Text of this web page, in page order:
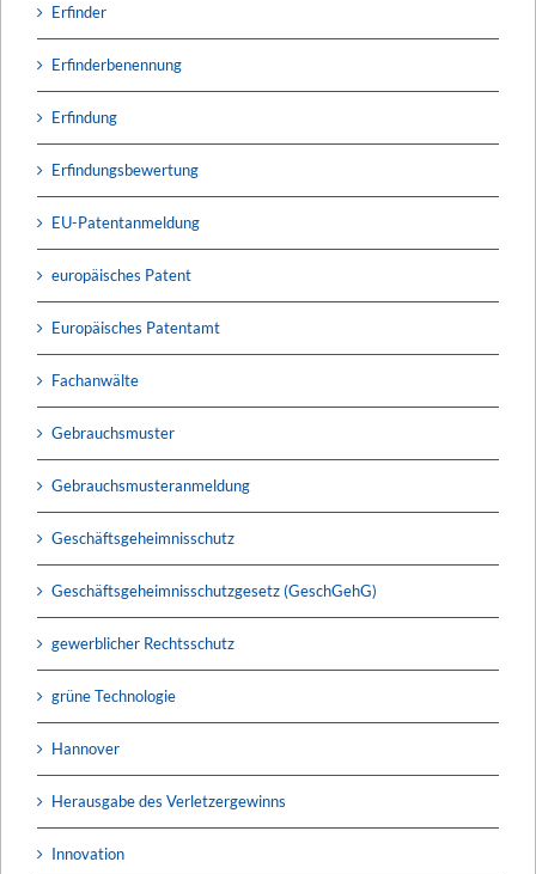
Erfinder
Erfinderbenennung
Erfindung
Erfindungsbewertung
EU-Patentanmeldung
europäisches Patent
Europäisches Patentamt
Fachanwälte
Gebrauchsmuster
Gebrauchsmusteranmeldung
Geschäftsgeheimnisschutz
Geschäftsgeheimnisschutzgesetz (GeschGehG)
gewerblicher Rechtsschutz
grüne Technologie
Hannover
Herausgabe des Verletzergewinns
Innovation